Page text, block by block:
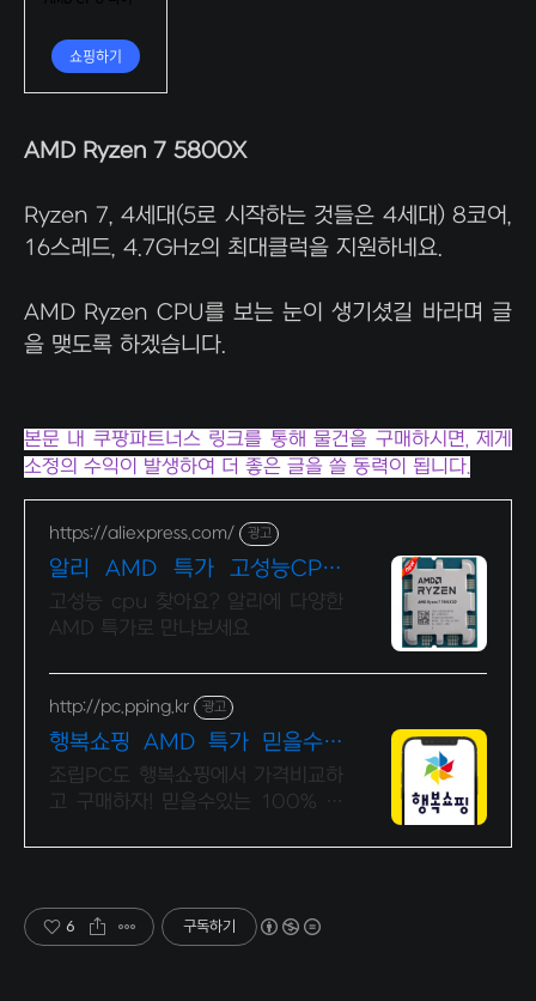
AMD Ryzen 7 5800X
Ryzen 7, 4세대(5로 시작하는 것들은 4세대) 8코어,
16스레드, 4.7GHz의 최대클럭을 지원하네요.
AMD Ryzen CPU를 보는 눈이 생기셨길 바라며 글
을 맺도록 하겠습니다.
본문 내 쿠팡파트너스 링크를 통해 물건을 구매하시면, 제게
소정의 수익이 발생하여 더 좋은 글을 쓸 동력이 됩니다.
https://aliexpress.com/ 광고
알리 AMD 특가 고성능CPU,
알리에서 쇼핑
고성능 cpu 찾아요? 알리에 다양한
AMD 특가로 만나보세요
http://pc.pping.kr 광고
행복쇼핑 AMD 특가 믿을수있
는 100% 매매보호
조립PC도 행복쇼핑에서 가격비교하
고 구매하자! 믿을수있는 100% 매
담도 받고, 행복쇼핑 특가 상품도 지
6 구독하기